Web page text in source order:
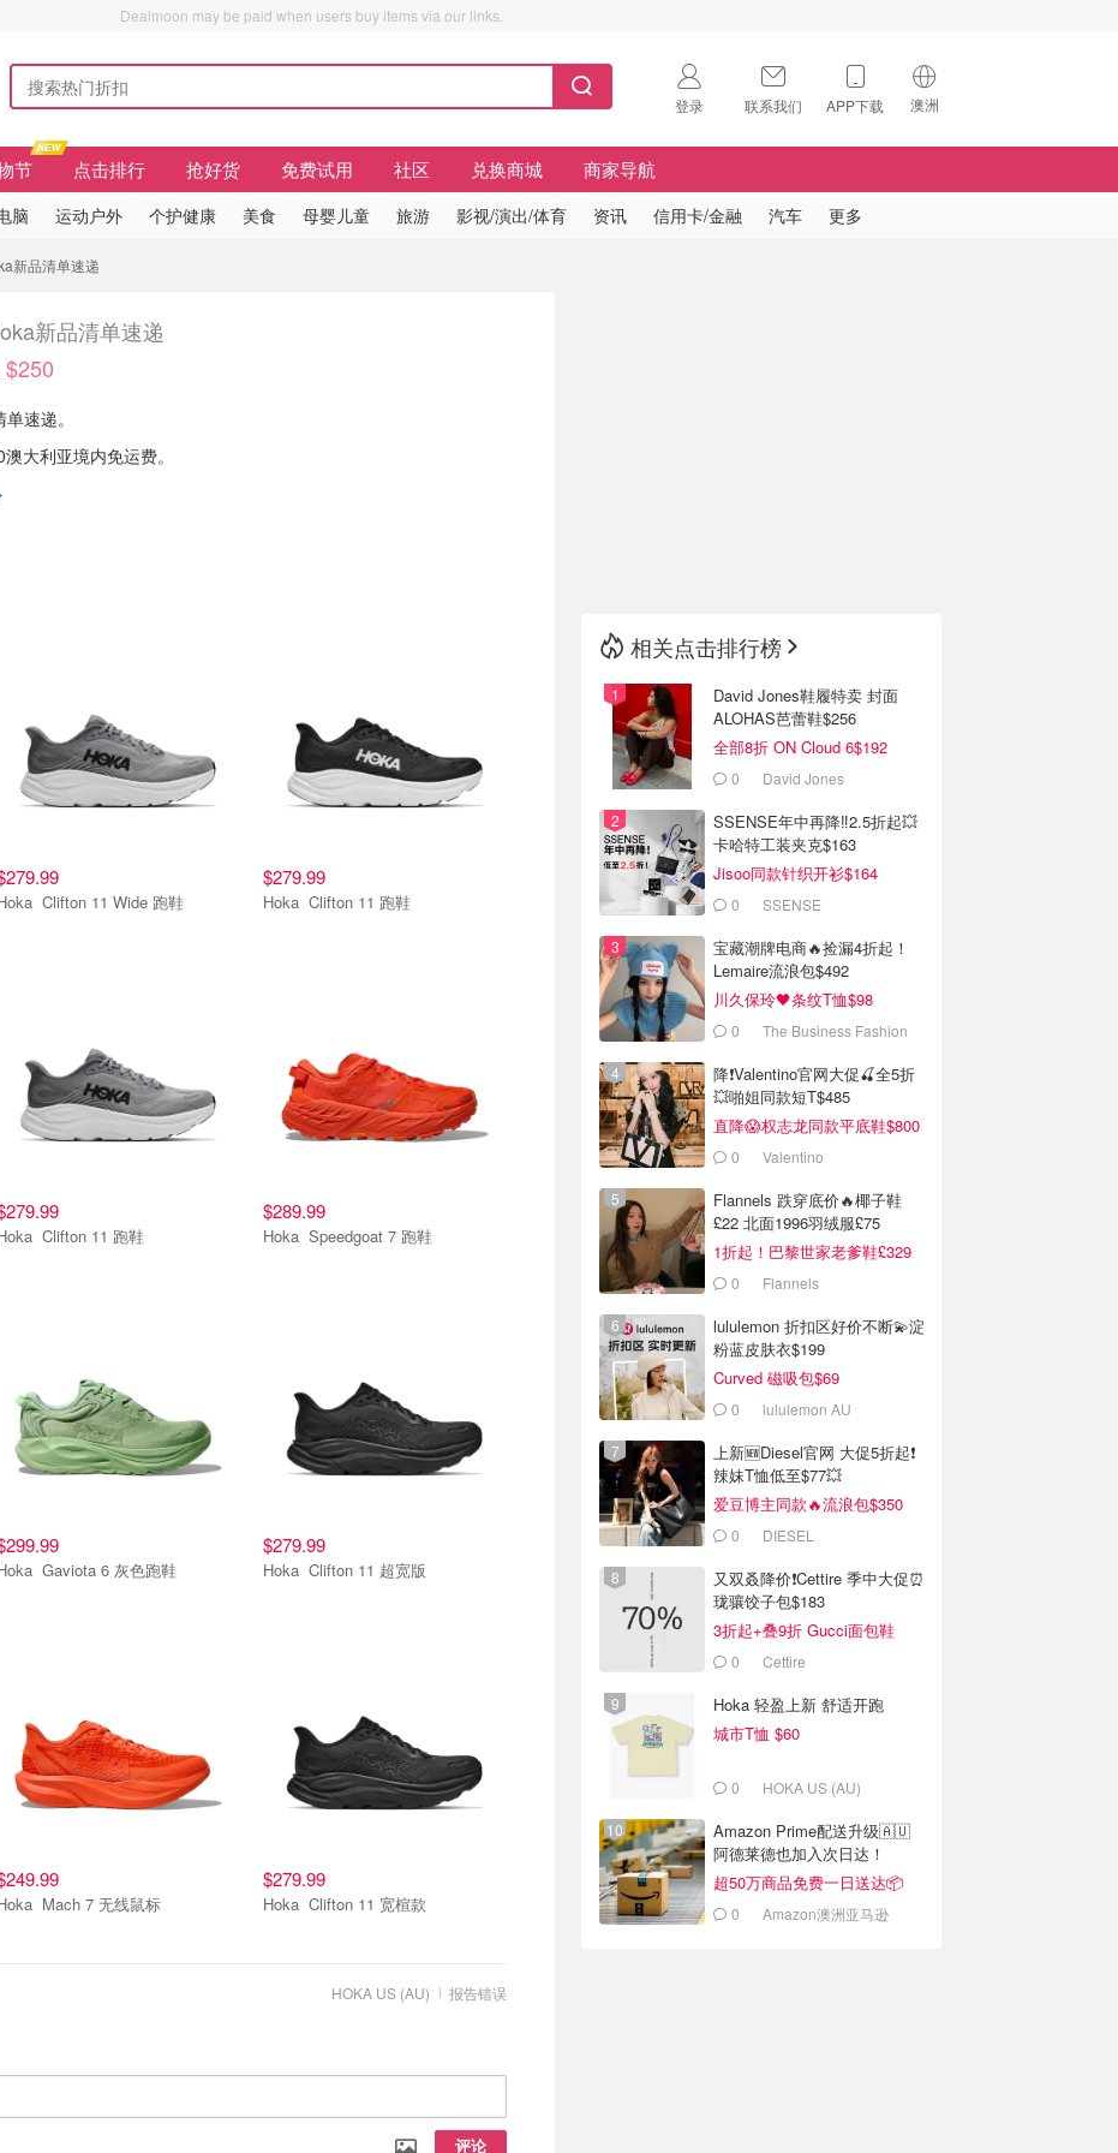
Dealmoon may be paid when users buy items via our links.
登录 联系我们 APP下载 澳洲
🇺🇸
🇨🇳中国
节 点击排行 抢好货 免费试用 社区 兑换商城 商家导航
脑 运动户外 个护健康 美食 母婴儿童 旅游 影视/演出/体育 资讯 信用卡/金融 汽车 更多
新品清单速递
新品清单速递
速递。
大利亚境内免运费。
Hoka Clifton 11 Wide 跑鞋
$279.99
Hoka Clifton 11 跑鞋
Hoka Clifton 11 跑鞋
$289.99
Hoka Speedgoat 7 跑鞋
Hoka Gaviota 6 灰色跑鞋
$279.99
Hoka Clifton 11 超宽版
Hoka Mach 7 无线鼠标
$279.99
Hoka Clifton 11 宽楦款
报告错误
HOKA US (AU)
评论
相关点击排行榜
David Jones鞋履特卖 封面
ALOHAS芭蕾鞋$256
全部8折 ON Cloud 6$192
0 David Jones
SSENSE年中再降‼️2.5折起💥
卡哈特工装夹克$163
Jisoo同款针织开衫$164
0 SSENSE
宝藏潮牌电商🔥捡漏4折起！
Lemaire流浪包$492
川久保玲🖤条纹T恤$98
0 The Business Fashion
降❗Valentino官网大促🍒全5折
💥啪姐同款短T$485
直降😱权志龙同款平底鞋$800
0 Valentino
Flannels 跌穿底价🔥椰子鞋
£22 北面1996羽绒服£75
1折起！巴黎世家老爹鞋£329
抢！0 Flannels
lululemon 折扣区好价不断💫淀
粉蓝皮肤衣$199
Curved 磁吸包$69
0 lululemon AU
上新🆕Diesel官网 大促5折起❗️
辣妹T恤低至$77💥
爱豆博主同款🔥流浪包$350
0 DIESEL
又双叒降价❗️Cettire 季中大促⏰
珑骧饺子包$183
3折起+叠9折 Gucci面包鞋
$9910 Cettire
Hoka 轻盈上新 舒适开跑
城市T恤 $60
0 HOKA US (AU)
Amazon Prime配送升级🇦🇺
阿德莱德也加入次日达！
超50万商品免费一日送达📦
0 Amazon澳洲亚马逊